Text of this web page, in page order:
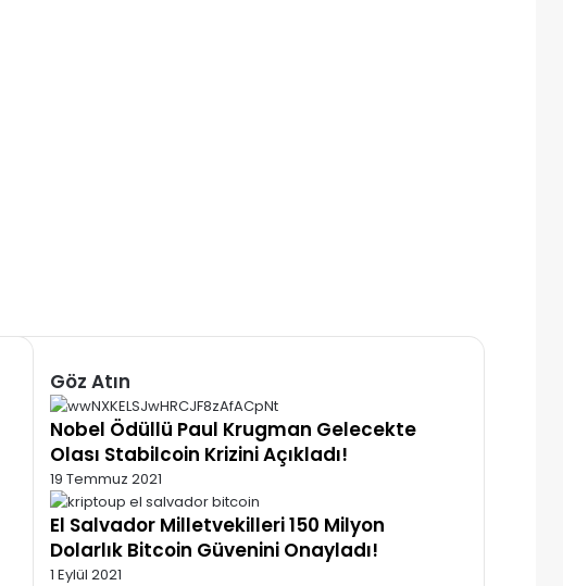
Göz Atın
Kapalı
Nobel Ödüllü Paul Krugman Gelecekte
Olası Stabilcoin Krizini Açıkladı!
19 Temmuz 2021
El Salvador Milletvekilleri 150 Milyon
Dolarlık Bitcoin Güvenini Onayladı!
1 Eylül 2021